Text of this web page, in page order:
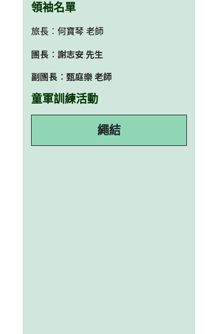
領袖名單
旅長︰何寶琴 老師
團長︰謝志安 先生
副團長︰甄庭樂 老師
童軍訓練活動
繩結